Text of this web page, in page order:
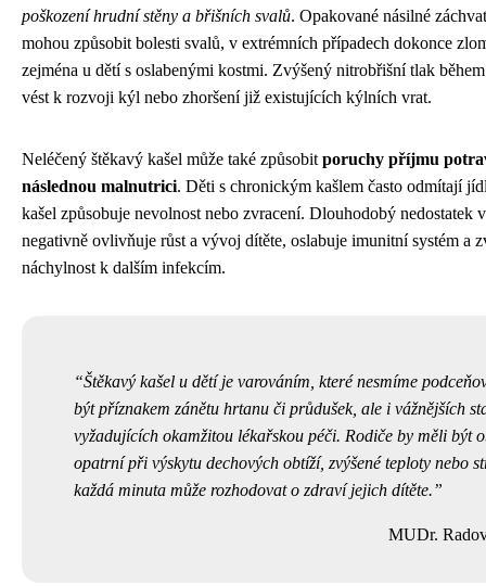
poškození hrudní stěny a břišních svalů. Opakované násilné
mohou způsobit bolesti svalů, v extrémních případech dokonce
zejména u dětí s oslabenými kostmi. Zvýšený nitrobřišní tlak
vést k rozvoji kýl nebo zhoršení již existujících kýlních vrat.
Neléčený štěkavý kašel může také způsobit poruchy příjmu
následnou malnutrici. Děti s chronickým kašlem často odmítají
kašel způsobuje nevolnost nebo zvracení. Dlouhodobý nedostatek
negativně ovlivňuje růst a vývoj dítěte, oslabuje imunitní systém a
náchylnost k dalším infekcím.
Štěkavý kašel u dětí je varováním, které nesmíme
být příznakem zánětu hrtanu či průdušek, ale i vážnějších
vyžadujících okamžitou lékařskou péči. Rodiče by měli být
opatrní při výskytu dechových obtíží, zvýšené teploty nebo
každá minuta může rozhodovat o zdraví jejich dítěte.
MUDr.